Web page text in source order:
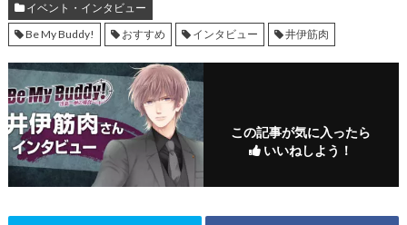
イベント・インタビュー
Be My Buddy!
おすすめ インタビュー 井伊筋肉
この記事が気に入ったら
いいねしよう！